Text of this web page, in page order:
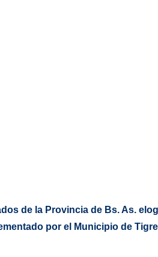
de la Provincia de Bs. As.
por el Municipio de Tigre